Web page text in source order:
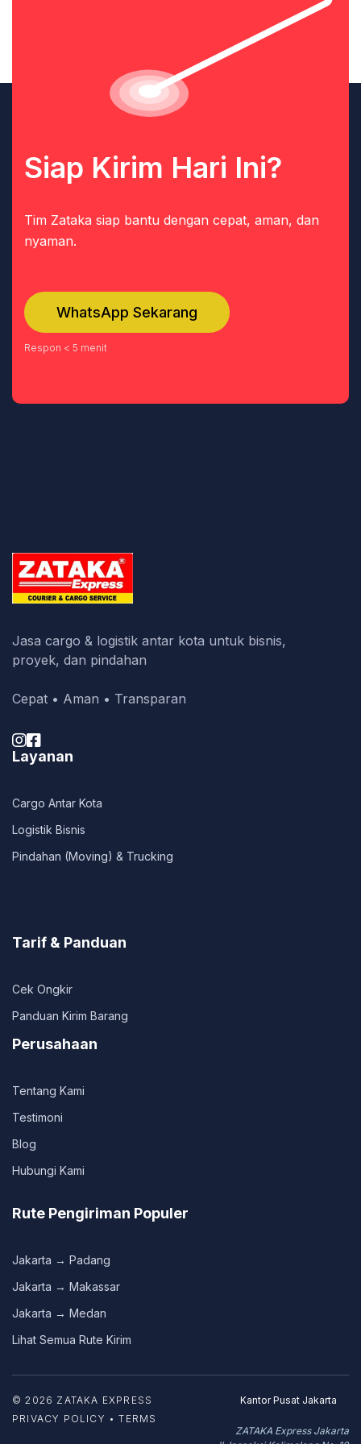
Siap Kirim Hari Ini?
Tim Zataka siap bantu dengan cepat, aman, dan
nyaman.
WhatsApp Sekarang
Respon < 5 menit
Jasa cargo & logistik antar kota untuk bisnis,
proyek, dan pindahan
Cepat • Aman • Transparan

Layanan
Cargo Antar Kota
Logistik Bisnis
Pindahan (Moving) & Trucking
Tarif & Panduan
Cek Ongkir
Panduan Kirim Barang
Perusahaan
Tentang Kami
Testimoni
Blog
Hubungi Kami
Rute Pengiriman Populer
Jakarta → Padang
Jakarta → Makassar
Jakarta → Medan
Lihat Semua Rute Kirim
© 2026 ZATAKA EXPRESS
PRIVACY POLICY • TERMS
Kantor Pusat Jakarta
ZATAKA Express Jakarta